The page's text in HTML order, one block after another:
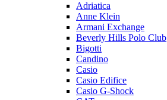
Adriatica
Anne Klein
Armani Exchange
Beverly Hills Polo Club
Bigotti
Candino
Casio
Casio Edifice
Casio G-Shock